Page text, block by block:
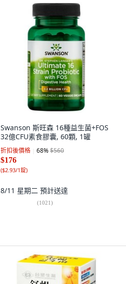
Swanson 斯旺森 16種益生菌+FOS
32億CFU素食膠囊, 60顆, 1罐
折扣後價格 68%$560
$176
($2.93/1錠)
8/11 星期二 預計送達
(1021)